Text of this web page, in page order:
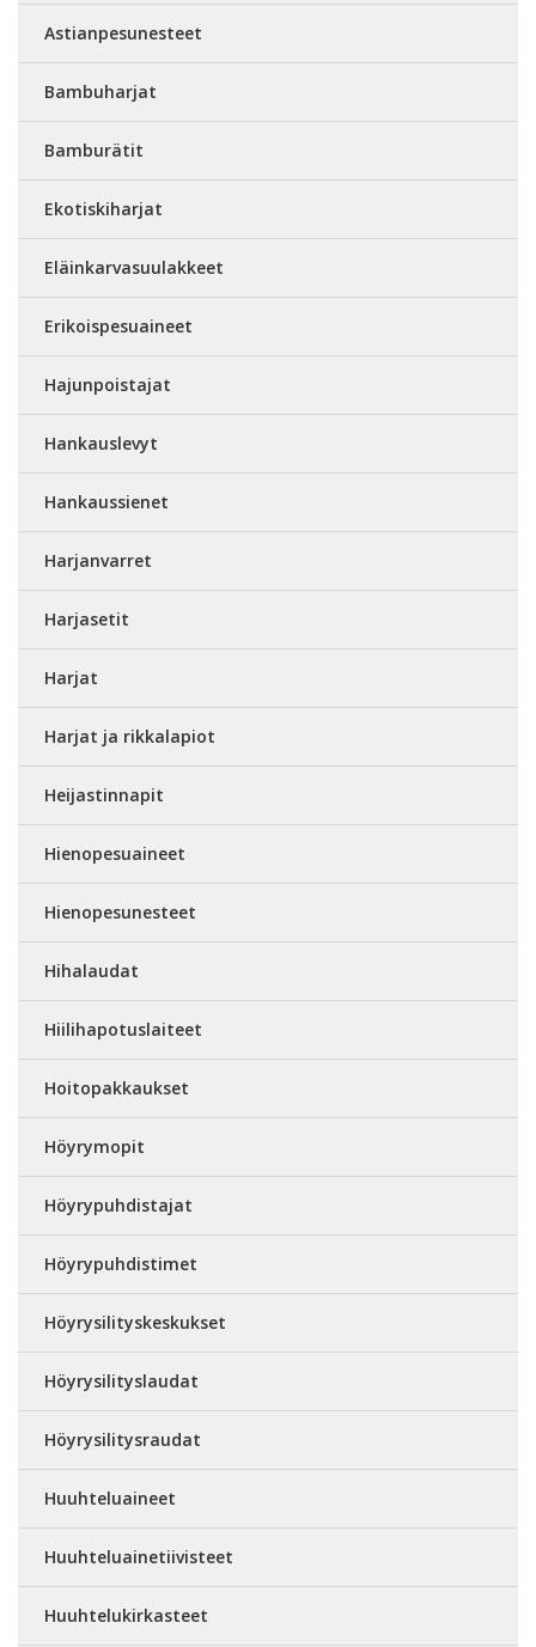
Astianpesunesteet
Bambuharjat
Bamburätit
Ekotiskiharjat
Eläinkarvasuulakkeet
Erikoispesuaineet
Hajunpoistajat
Hankauslevyt
Hankaussienet
Harjanvarret
Harjasetit
Harjat
Harjat ja rikkalapiot
Heijastinnapit
Hienopesuaineet
Hienopesunesteet
Hihalaudat
Hiilihapotuslaiteet
Hoitopakkaukset
Höyrymopit
Höyrypuhdistajat
Höyrypuhdistimet
Höyrysilityskeskukset
Höyrysilityslaudat
Höyrysilitysraudat
Huuhteluaineet
Huuhteluainetiivisteet
Huuhtelukirkasteet